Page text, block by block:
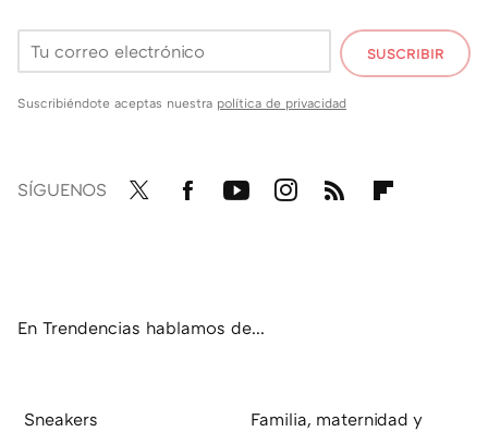
SUSCRIBIR
Suscribiéndote aceptas nuestra política de privacidad
SÍGUENOS
En Trendencias hablamos de...
Sneakers
Familia, maternidad y